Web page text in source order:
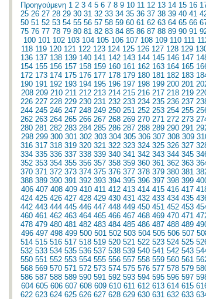
Προηγούμενη 1 2 3 4 5 6 7 8 9 10 11 12 13 14 15 16
25 26 27 28 29 30 31 32 33 34 35 36 37 38 39 40 41
50 51 52 53 54 55 56 57 58 59 60 61 62 63 64 65 66
75 76 77 78 79 80 81 82 83 84 85 86 87 88 89 90 91
100 101 102 103 104 105 106 107 108 109 110 111
118 119 120 121 122 123 124 125 126 127 128 129
136 137 138 139 140 141 142 143 144 145 146 147
154 155 156 157 158 159 160 161 162 163 164 165
172 173 174 175 176 177 178 179 180 181 182 183
190 191 192 193 194 195 196 197 198 199 200 201
208 209 210 211 212 213 214 215 216 217 218 219
226 227 228 229 230 231 232 233 234 235 236 237
244 245 246 247 248 249 250 251 252 253 254 255
262 263 264 265 266 267 268 269 270 271 272 273
280 281 282 283 284 285 286 287 288 289 290 291
298 299 300 301 302 303 304 305 306 307 308 309
316 317 318 319 320 321 322 323 324 325 326 327
334 335 336 337 338 339 340 341 342 343 344 345
352 353 354 355 356 357 358 359 360 361 362 363
370 371 372 373 374 375 376 377 378 379 380 381
388 389 390 391 392 393 394 395 396 397 398 399
406 407 408 409 410 411 412 413 414 415 416 417
424 425 426 427 428 429 430 431 432 433 434 435
442 443 444 445 446 447 448 449 450 451 452 453
460 461 462 463 464 465 466 467 468 469 470 471
478 479 480 481 482 483 484 485 486 487 488 489
496 497 498 499 500 501 502 503 504 505 506 507
514 515 516 517 518 519 520 521 522 523 524 525
532 533 534 535 536 537 538 539 540 541 542 543
550 551 552 553 554 555 556 557 558 559 560 561
568 569 570 571 572 573 574 575 576 577 578 579
586 587 588 589 590 591 592 593 594 595 596 597
604 605 606 607 608 609 610 611 612 613 614 615
622 623 624 625 626 627 628 629 630 631 632 633